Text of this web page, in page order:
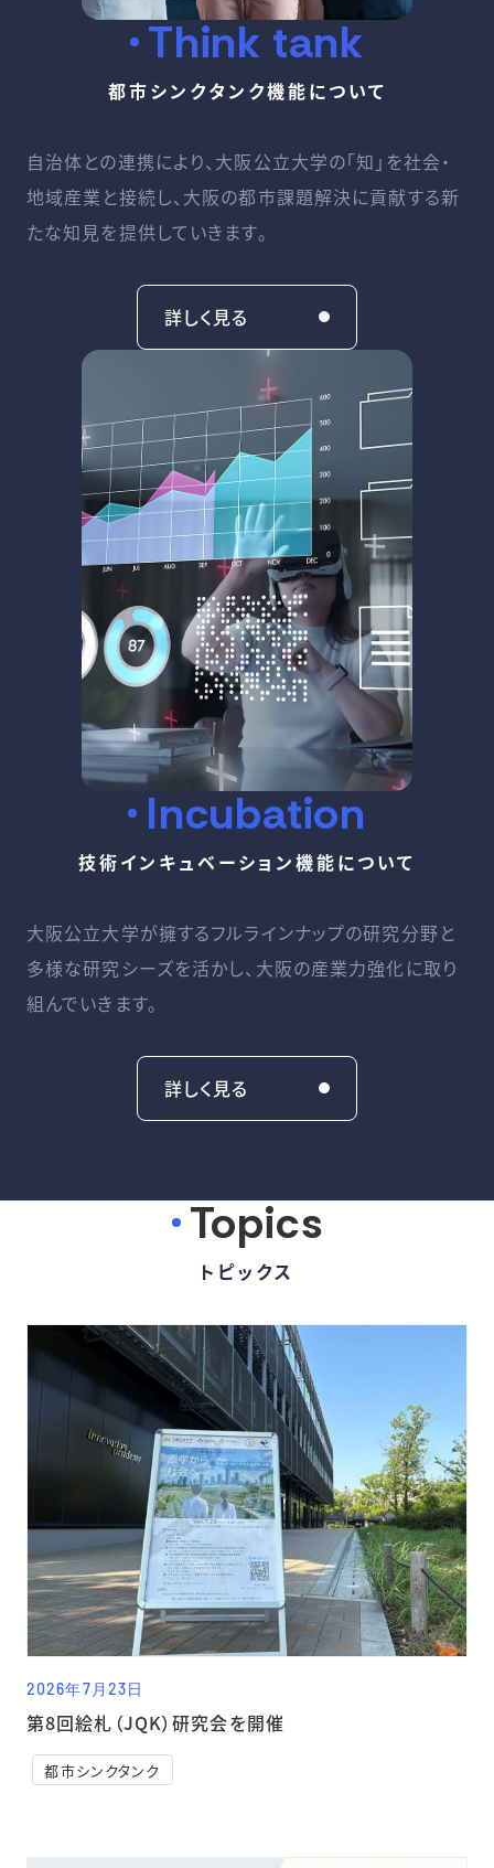
Think tank
都市シンクタンク機能について
自治体との連携により、大阪公立大学の「知」を社会・
地域産業と接続し、大阪の都市課題解決に貢献する新
たな知見を提供していきます。
詳しく見る
Incubation
技術インキュベーション機能について
大阪公立大学が擁するフルラインナップの研究分野と
多様な研究シーズを活かし、大阪の産業力強化に取り
組んでいきます。
詳しく見る
Topics
トピックス
2026年7月23日
都市シンクタンク
第8回絵札（JQK）研究会を開催